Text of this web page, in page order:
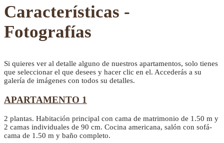
Previous Next
Características -
Fotografías
Si quieres ver al detalle alguno de nuestros apartamentos, solo tienes
que seleccionar el que desees y hacer clic en el. Accederás a su
galería de imágenes con todos su detalles.
APARTAMENTO 1
2 plantas. Habitación principal con cama de matrimonio de 1.50 m y
2 camas individuales de 90 cm. Cocina americana, salón con sofá-
cama de 1.50 m y baño completo.